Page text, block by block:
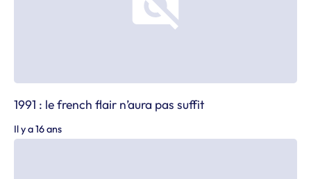
1991 : le french flair n’aura pas suffit
Il y a 16 ans